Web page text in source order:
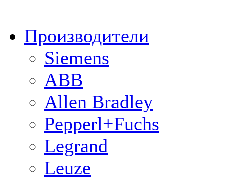
Производители
Siemens
ABB
Allen Bradley
Pepperl+Fuchs
Legrand
Leuze